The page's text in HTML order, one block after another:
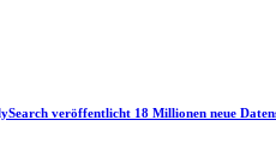
veröffentlicht 18 Millionen neue